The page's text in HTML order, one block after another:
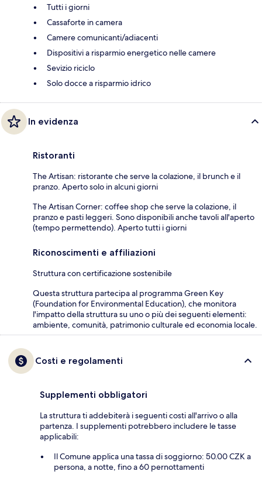
Tutti i giorni
Cassaforte in camera
Camere comunicanti/adiacenti
Dispositivi a risparmio energetico nelle camere
Sevizio riciclo
Solo docce a risparmio idrico
In evidenza
Ristoranti
The Artisan: ristorante che serve la colazione, il brunch e il
pranzo. Aperto solo in alcuni giorni
The Artisan Corner: coffee shop che serve la colazione, il
pranzo e pasti leggeri. Sono disponibili anche tavoli all'aperto
(tempo permettendo). Aperto tutti i giorni
Riconoscimenti e affiliazioni
Struttura con certificazione sostenibile
Questa struttura partecipa al programma Green Key
(Foundation for Environmental Education), che monitora
l'impatto della struttura su uno o più dei seguenti elementi:
ambiente, comunità, patrimonio culturale ed economia locale.
Costi e regolamenti
Supplementi obbligatori
La struttura ti addebiterà i seguenti costi all'arrivo o alla
partenza. I supplementi potrebbero includere le tasse
applicabili:
Il Comune applica una tassa di soggiorno: 50.00 CZK a
persona, a notte, fino a 60 pernottamenti